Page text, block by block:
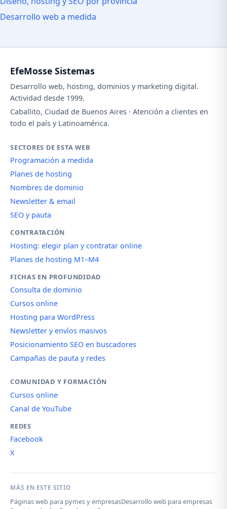
Desarrollo web a medida
EfeMosse Sistemas
Desarrollo web, hosting, dominios y marketing digital.
Actividad desde 1999.
Caballito, Ciudad de Buenos Aires · Atención a clientes en
todo el país y Latinoamérica.
SECTORES DE ESTA WEB
Programación a medida
Planes de hosting
Nombres de dominio
Newsletter & email
SEO y pauta
CONTRATACIÓN
Hosting: elegir plan y contratar online
Planes de hosting M1–M4
FICHAS EN PROFUNDIDAD
Consulta de dominio
Cursos online
Hosting para WordPress
Newsletter y envíos masivos
Posicionamiento SEO en buscadores
Campañas de pauta y redes
COMUNIDAD Y FORMACIÓN
Cursos online
Canal de YouTube
REDES
Facebook
X
MÁS EN ESTE SITIO
Páginas web para pymes y empresasDesarrollo web para empresas